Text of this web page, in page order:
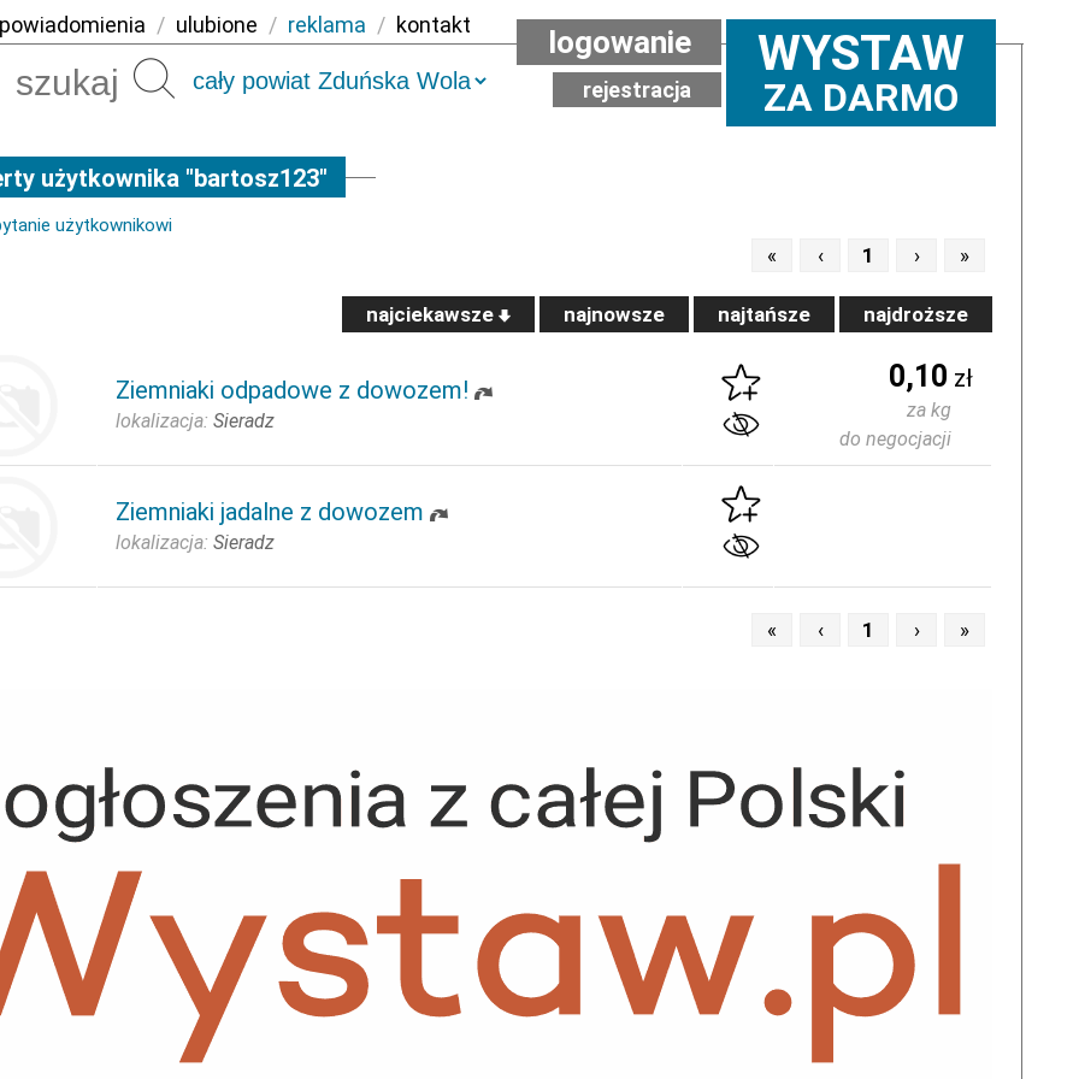
powiadomienia / ulubione / reklama / kontakt
Szukaj WYSTAW
ZA DARMO
logowanie
rejestracja
użytkownika "bartosz123"
użytkownikowi
« ‹ 1 › »
najciekawsze najnowsze najtańsze najdroższe
Ziemniaki odpadowe z dowozem!
lokalizacja: Sieradz
0,10 zł
za kg
do negocjacji
Ziemniaki jadalne z dowozem
lokalizacja: Sieradz
« ‹ 1 › »